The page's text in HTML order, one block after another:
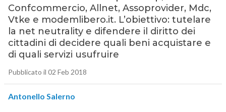
Confcommercio, Allnet, Assoprovider, Mdc,
Vtke e modemlibero.it. L’obiettivo: tutelare
la net neutrality e difendere il diritto dei
cittadini di decidere quali beni acquistare e
di quali servizi usufruire
Pubblicato il 02 Feb 2018
Antonello Salerno